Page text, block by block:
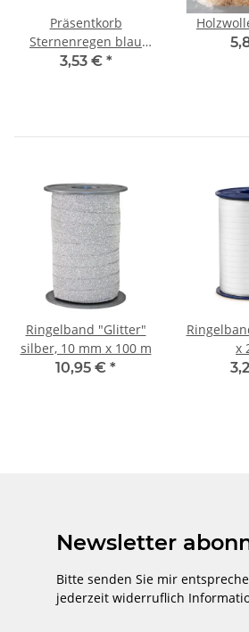
Präsentkorb
Sternenregen blau
mittel
3,53 € *
Ringelband "Glitter"
silber, 10 mm x 100 m
10,95 € *
x
Newsletter
Bitte senden Sie mir
jederzeit widerruflich